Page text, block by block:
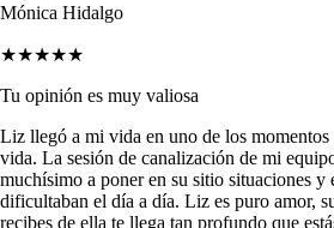
Mónica Hidalgo
★★★★★
Tu opinión es muy valiosa
Liz llegó a mi vida en uno de los momentos
vida. La sesión de canalización de mi
muchísimo a poner en su sitio situaciones y
dificultaban el día a día. Liz es puro amor,
recibes de ella te llega tan profundo que